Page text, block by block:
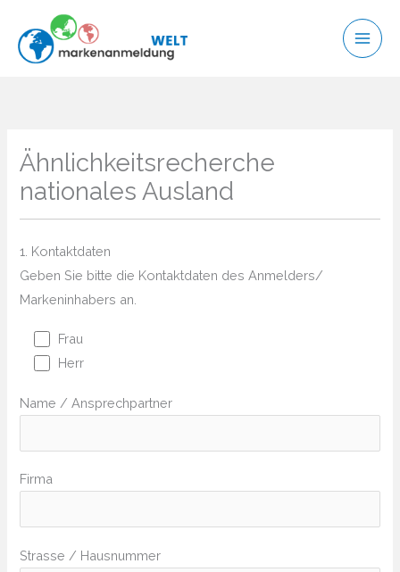
Inhalt
springen
Ähnlichkeitsrecherche
nationales Ausland
1. Kontaktdaten
Geben Sie bitte die Kontaktdaten des Anmelders/
Markeninhabers an.
Frau
Herr
Name / Ansprechpartner
Firma
Strasse / Hausnummer